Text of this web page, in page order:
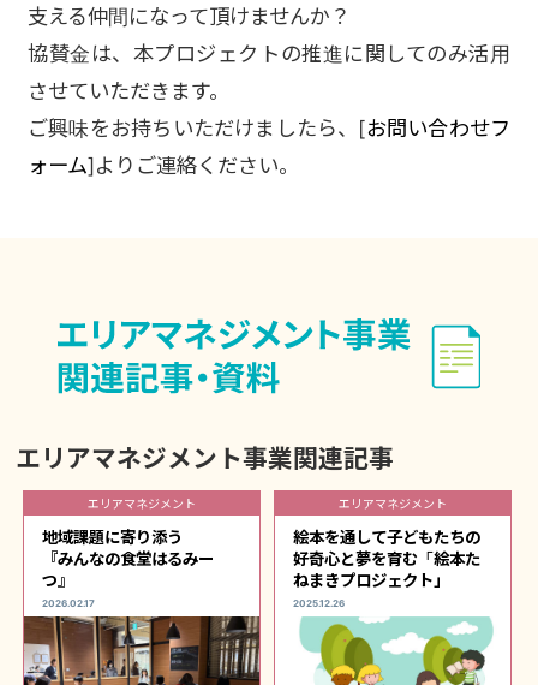
支える仲間になって頂けませんか？
協賛金は、本プロジェクトの推進に関してのみ活用
させていただきます。
ご興味をお持ちいただけましたら、[お問い合わせフ
ォーム]よりご連絡ください。
エリアマネジメント事業関連記事
エリアマネジメント
地域課題に寄り添う
『みんなの食堂はるみー
つ』
2026.02.17
エリアマネジメント
絵本を通して子どもたちの
好奇心と夢を育む「絵本た
ねまきプロジェクト」
2025.12.26